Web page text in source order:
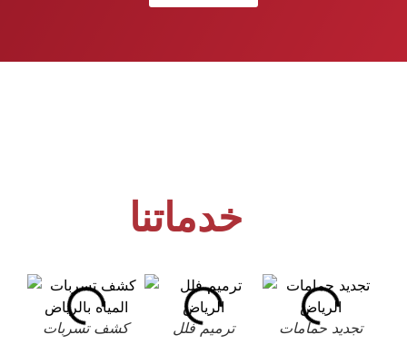
خدماتنا
كشف تسربات ترميم فلل تجديد حمامات